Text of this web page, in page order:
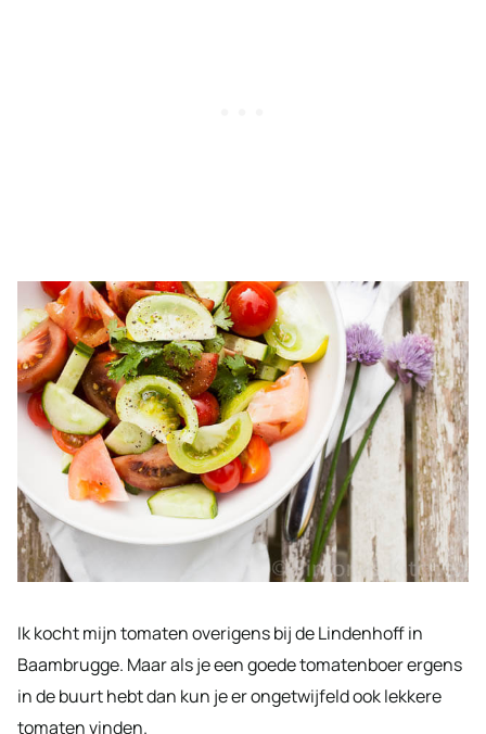
Ik kocht mijn tomaten overigens bij de Lindenhoff in
Baambrugge. Maar als je een goede tomatenboer ergens
in de buurt hebt dan kun je er ongetwijfeld ook lekkere
tomaten vinden.